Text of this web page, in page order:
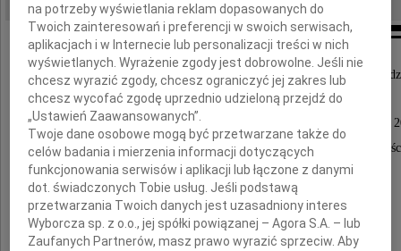
"Tak nagle odszedłeś, że ani uwierzyć, ani się
Z głębokim żalem zawiadamiamy, że w dniu 7 stycznia
odszedł od nas wspaniały i niezwykłej
Człowiek, Mąż, Ojciec i Dziadek
na potrzeby wyświetlania reklam dopasowanych do
Twoich zainteresowań i preferencji w swoich serwisach,
aplikacjach i w Internecie lub personalizacji treści w nich
wyświetlanych. Wyrażenie zgody jest dobrowolne. Jeśli nie
chcesz wyrazić zgody, chcesz ograniczyć jej zakres lub
chcesz wycofać zgodę uprzednio udzieloną przejdź do
„Ustawień Zaawansowanych”.
Twoje dane osobowe mogą być przetwarzane także do
celów badania i mierzenia informacji dotyczących
funkcjonowania serwisów i aplikacji lub łączone z danymi
dot. świadczonych Tobie usług. Jeśli podstawą
przetwarzania Twoich danych jest uzasadniony interes
Wyborcza sp. z o.o., jej spółki powiązanej – Agora S.A. – lub
Zaufanych Partnerów, masz prawo wyrazić sprzeciw. Aby